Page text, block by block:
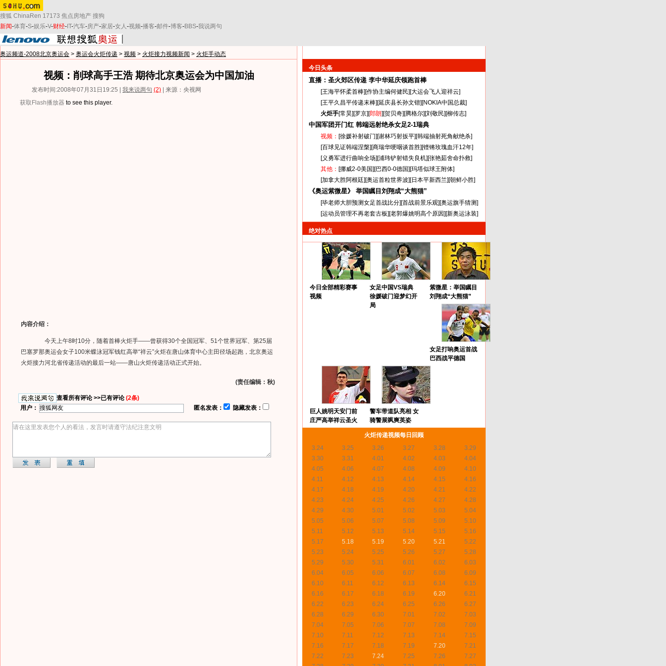
搜狐 ChinaRen 17173 焦点房地产 搜狗
新闻-体育-S-娱乐-V-财经- IT-汽车-房产-家居-女人-视频-播客-邮件-博客-BBS-我说两句
奥运频道-2008北京奥运会 > 奥运会火炬传递 > 视频 > 火炬接力视频新闻 > 火炬手动态
视频：削球高手王浩 期待北京奥运会为中国加油
发布时间:2008年07月31日19:25 | 我来说两句 (2) | 来源：央视网
获取Flash播放器 to see this player.
内容介绍：
今天上午8时10分，随着首棒火炬手——曾获得30个全国冠军、51个世界冠军、第25届
巴塞罗那奥运会女子100米蝶泳冠军钱红高举“祥云”火炬在唐山体育中心主田径场起跑，北京奥运
火炬接力河北省传递活动的最后一站——唐山火炬传递活动正式开始。
(责任编辑：秋)
查看所有评论 >>已有评论(2条)
用户：
匿名发表： 隐藏发表：
今日头条
直播：圣火郊区传递 李中华延庆领跑首棒
[王海平怀柔首棒][作协主编何健民][大运会飞人迎祥云]
[王平久昌平传递末棒][延庆县长孙文锴][NOKIA中国总裁]
火炬手[常昊][罗京][郎朗][贺贝奇][腾格尔][刘敬民][柳传志]
中国军团开门红 韩端远射绝杀女足2-1瑞典
视频： [徐媛补射破门][谢林巧射扳平][韩端抽射死角献绝杀]
[百球见证韩端涅槃][商瑞华哽咽谈首胜][铿锵玫瑰血汗12年]
[义勇军进行曲响全场][浦玮铲射错失良机][张艳茹舍命扑救]
其他： [挪威2-0美国][巴西0-0德国][玛塔似球王附体]
[加拿大胜阿根廷][奥运首粒世界波][日本平新西兰][朝鲜小胜]
《奥运紫微星》 举国瞩目刘翔成“大熊猫”
[毕老师大胆预测女足首战比分][首战前景乐观][奥运旗手猜测]
[运动员管理不再老套古板][老郭爆姚明高个原因][新奥运泳装]
绝对热点
今日全部精彩赛事
视频
女足中国VS瑞典
徐媛破门迎梦幻开
局
紫微星：举国瞩目
刘翔成“大熊猫”
女足打响奥运首战
巴西战平德国
巨人姚明天安门前
庄严高举祥云圣火
警车带道队亮相 女
骑警展飒爽英姿
火炬传递视频每日回顾
3.24
3.25 3.26 3.27 3.28
3.29
3.30
3.31 4.01 4.02 4.03
4.04
4.05
4.06 4.07 4.08 4.09
4.10
4.11
4.12 4.13 4.14 4.15
4.16
4.17
4.18 4.19 4.20 4.21
4.22
4.23
4.24 4.25 4.26 4.27
4.28
4.29
4.30 5.01 5.02 5.03
5.04
5.05
5.06 5.07 5.08 5.09
5.10
5.11
5.12 5.13 5.14 5.15
5.16
5.17
5.18 5.19 5.20 5.21
5.22
5.23
5.24 5.25 5.26 5.27
5.28
5.29
5.30 5.31 6.01 6.02
6.03
6.04
6.05 6.06 6.07 6.08
6.09
6.10
6.11 6.12 6.13 6.14
6.15
6.16
6.17 6.18 6.19 6.20
6.21
6.22
6.23 6.24 6.25 6.26
6.27
6.28
6.29 6.30 7.01 7.02
7.03
7.04
7.05 7.06 7.07 7.08
7.09
7.10
7.11 7.12 7.13 7.14
7.15
7.16
7.17 7.18 7.19 7.20
7.21
7.22
7.23 7.24 7.25 7.26
7.27